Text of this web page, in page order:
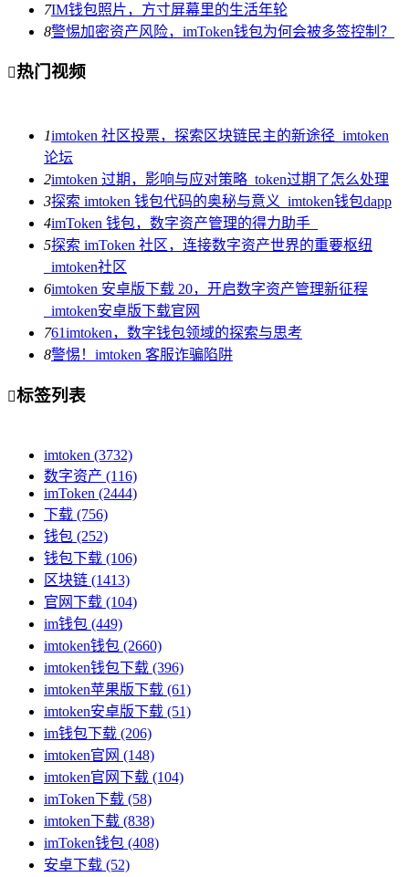
7IM钱包照片，方寸屏幕里的生活年轮
8警惕加密资产风险，imToken钱包为何会被多签控制？
热门视频
1imtoken 社区投票，探索区块链民主的新途径_imtoken
论坛
2imtoken 过期，影响与应对策略_token过期了怎么处理
3探索 imtoken 钱包代码的奥秘与意义_imtoken钱包dapp
4imToken 钱包，数字资产管理的得力助手_
5探索 imToken 社区，连接数字资产世界的重要枢纽
_imtoken社区
6imtoken 安卓版下载 20，开启数字资产管理新征程
_imtoken安卓版下载官网
761imtoken，数字钱包领域的探索与思考
8警惕！imtoken 客服诈骗陷阱
标签列表
imtoken (3732)
数字资产 (116)
imToken (2444)
下载 (756)
钱包 (252)
钱包下载 (106)
区块链 (1413)
官网下载 (104)
im钱包 (449)
imtoken钱包 (2660)
imtoken钱包下载 (396)
imtoken苹果版下载 (61)
imtoken安卓版下载 (51)
im钱包下载 (206)
imtoken官网 (148)
imtoken官网下载 (104)
imToken下载 (58)
imtoken下载 (838)
imToken钱包 (408)
安卓下载 (52)